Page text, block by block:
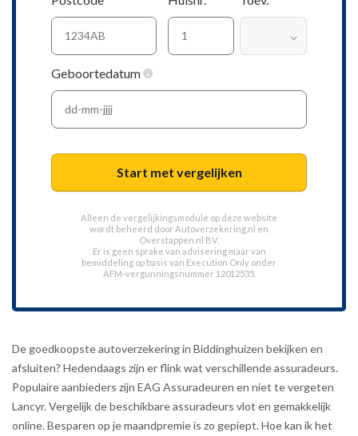
Geboortedatum
Start met vergelijken
Alleen de vergelijkingsmodule op deze website
wordt beheerd door Autoverzekering.nl en
Overstappen.nl BV.
Er is geen sprake van advisering maar van
bemiddeling op basis van Execution Only onder
AFM-vergunningsnummer 12012535.
De goedkoopste autoverzekering in Biddinghuizen bekijken en
afsluiten? Hedendaags zijn er flink wat verschillende assuradeurs.
Populaire aanbieders zijn EAG Assuradeuren en niet te vergeten
Lancyr. Vergelijk de beschikbare assuradeurs vlot en gemakkelijk
online. Besparen op je maandpremie is zo gepiept. Hoe kan ik het